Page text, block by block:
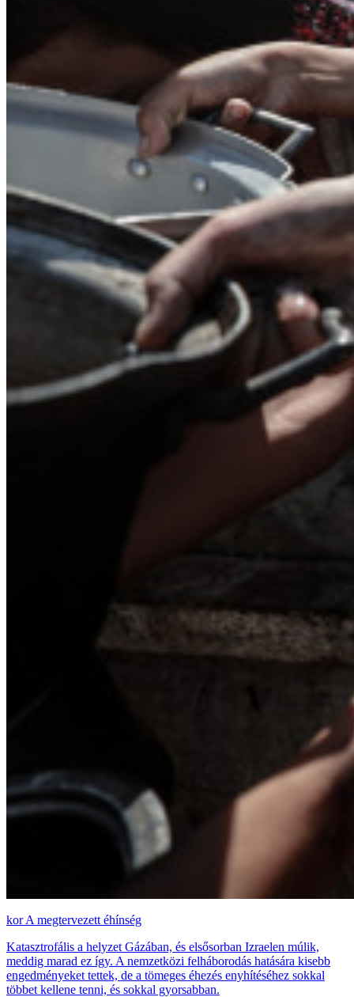
A megtervezett éhínség
Katasztrofális a helyzet Gázában, és elsősorban Izraelen múlik,
meddig marad ez így. A nemzetközi felháborodás hatására kisebb
engedményeket tettek, de a tömeges éhezés enyhítéséhez sokkal
többet kellene tenni, és sokkal gyorsabban.